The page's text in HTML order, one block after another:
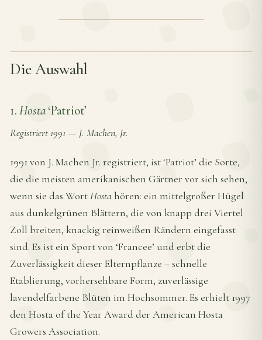
Die Auswahl
1.Hosta‘Patriot’
Registriert 1991 — J. Machen, Jr.
1991 von J. Machen Jr. registriert, ist ‘Patriot’ die Sorte,
die die meisten amerikanischen Gärtner vor sich sehen,
wenn sie das WortHosta hören: ein mittelgroßer Hügel
aus dunkelgrünen Blättern, die von knapp drei Viertel
Zoll breiten, knackig reinweißen Rändern eingefasst
sind. Es ist ein Sport von ‘Francee’ und erbt die
Zuverlässigkeit dieser Elternpflanze – schnelle
Etablierung, vorhersehbare Form, zuverlässige
lavendelfarbene Blüten im Hochsommer. Es erhielt 1997
den Hosta of the Year Award der American Hosta
Growers Association.